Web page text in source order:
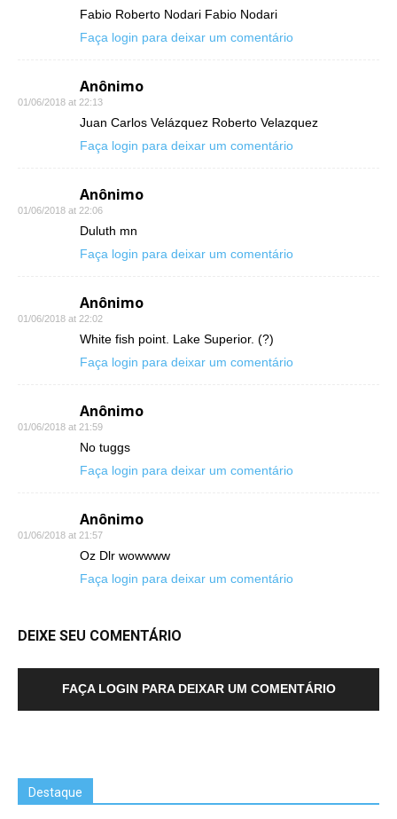
Fabio Roberto Nodari Fabio Nodari
Faça login para deixar um comentário
Anônimo
01/06/2018 at 22:13
Juan Carlos Velázquez Roberto Velazquez
Faça login para deixar um comentário
Anônimo
01/06/2018 at 22:06
Duluth mn
Faça login para deixar um comentário
Anônimo
01/06/2018 at 22:02
White fish point. Lake Superior. (?)
Faça login para deixar um comentário
Anônimo
01/06/2018 at 21:59
No tuggs
Faça login para deixar um comentário
Anônimo
01/06/2018 at 21:57
Oz Dlr wowwww
Faça login para deixar um comentário
DEIXE SEU COMENTÁRIO
FAÇA LOGIN PARA DEIXAR UM COMENTÁRIO
Destaque